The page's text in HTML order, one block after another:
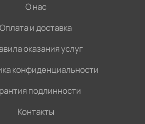
О нас
Оплата и доставка
оказания услуг
конфиденциальности
подлинности
Контакты